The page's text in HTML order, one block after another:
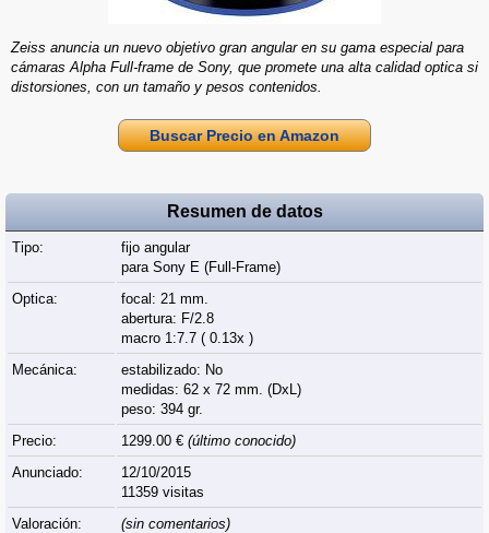
Zeiss anuncia un nuevo objetivo gran angular en su gama especial para
cámaras Alpha Full-frame de Sony, que promete una alta calidad optica si
distorsiones, con un tamaño y pesos contenidos.
Buscar Precio en Amazon
Resumen de datos
Tipo:
fijo angular
para Sony E (Full‑Frame)
Optica:
focal: 21 mm.
abertura: F/2.8
macro 1:7.7 ( 0.13x )
Mecánica:
estabilizado: No
medidas: 62 x 72 mm. (DxL)
peso: 394 gr.
Precio:
1299.00 € (último conocido)
Anunciado:
12/10/2015
11359 visitas
Valoración:
(sin comentarios)